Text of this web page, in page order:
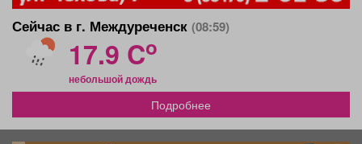
Сейчас в г. Междуреченск (08:59)
17.9 Co
небольшой дождь
Подробнее